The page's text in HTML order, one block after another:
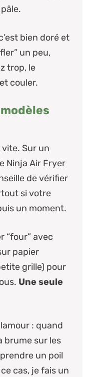
bien doré et
un peu,
trop, le
couler.
vite. Sur un
Ninja Air Fryer
de vérifier
si votre
un moment.
“four” avec
papier
grille) pour
Une seule
: quand
brume sur les
un poil
cas, je fais un